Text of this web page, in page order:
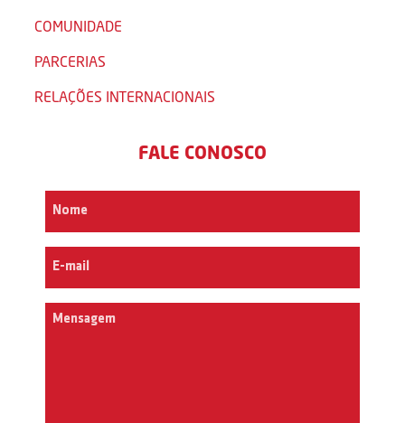
COMUNIDADE
PARCERIAS
RELAÇÕES INTERNACIONAIS
FALE CONOSCO